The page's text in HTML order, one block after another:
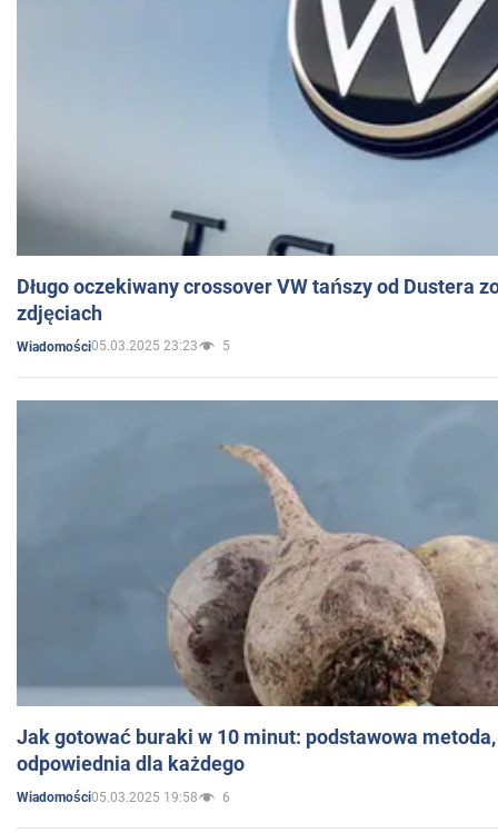
Długo oczekiwany crossover VW tańszy od Dustera
zdjęciach
Wiadomości05.03.2025 23:23 5
Jak gotować buraki w 10 minut: podstawowa
odpowiednia dla każdego
Wiadomości05.03.2025 19:58 6